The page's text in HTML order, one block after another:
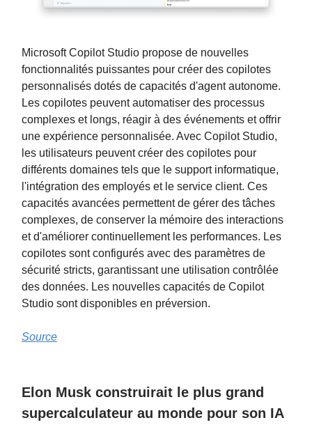
Microsoft Copilot Studio propose de nouvelles
fonctionnalités puissantes pour créer des copilotes
personnalisés dotés de capacités d'agent autonome.
Les copilotes peuvent automatiser des processus
complexes et longs, réagir à des événements et offrir
une expérience personnalisée. Avec Copilot Studio,
les utilisateurs peuvent créer des copilotes pour
différents domaines tels que le support informatique,
l'intégration des employés et le service client. Ces
capacités avancées permettent de gérer des tâches
complexes, de conserver la mémoire des interactions
et d'améliorer continuellement les performances. Les
copilotes sont configurés avec des paramètres de
sécurité stricts, garantissant une utilisation contrôlée
des données. Les nouvelles capacités de Copilot
Studio sont disponibles en préversion.
Source
Elon Musk construirait le plus grand
supercalculateur au monde pour son IA